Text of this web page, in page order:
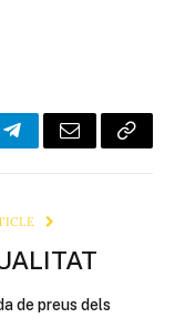
TelegramEmail Copy
de preus dels